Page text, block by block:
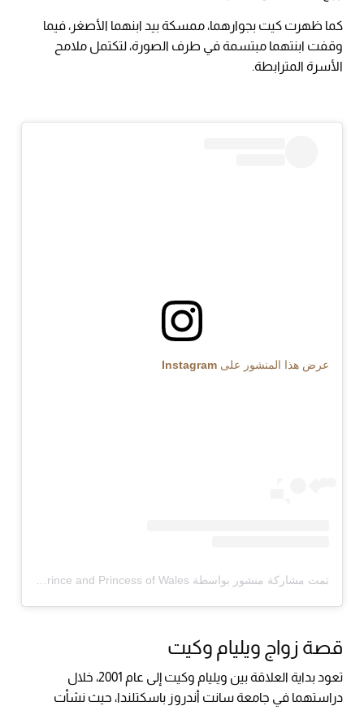
كما ظهرت كيت بجوارهما، ممسكة بيد ابنهما الأصغر، فيما
وقفت ابنتهما مبتسمة في طرف الصورة، لتكتمل ملامح
الأسرة المترابطة.
عرض هذا المنشور على Instagram
تمت مشاركة منشور بواسطة ‏‎The Prince and Princess of Wales‎‏ (@‏‎princeandprincessofwales‎‏)
قصة زواج ويليام وكيت
تعود بداية العلاقة بين ويليام وكيت إلى عام 2001، خلال
دراستهما في جامعة سانت أندروز باسكتلندا، حيث نشأت